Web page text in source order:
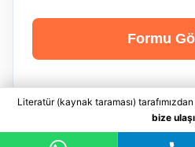
Formu
Literatür (kaynak taraması)
bize